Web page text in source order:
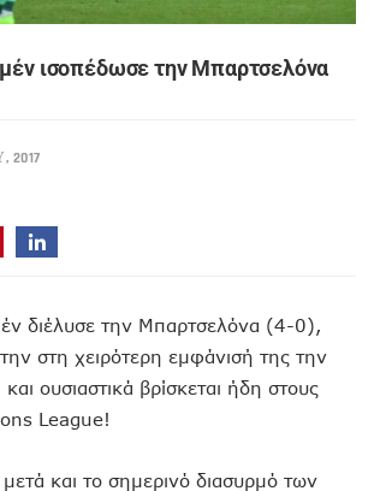
ισοπέδωσε την Μπαρτσελόνα
2017
διέλυσε την Μπαρτσελόνα (4-0),
στη χειρότερη εμφάνισή της την
και ουσιαστικά βρίσκεται ήδη στους
League!
και το σημερινό διασυρμό των